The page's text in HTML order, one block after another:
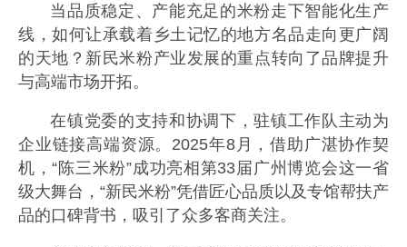
当品质稳定、产能充足的米粉走下智能化生产
线，如何让承载着乡土记忆的地方名品走向更广阔
的天地？新民米粉产业发展的重点转向了品牌提升
与高端市场开拓。
在镇党委的支持和协调下，驻镇工作队主动为
企业链接高端资源。2025年8月，借助广湛协作契
机，“陈三米粉”成功亮相第33届广州博览会这一省
级大舞台，“新民米粉”凭借匠心品质以及专馆帮扶产
品的口碑背书，吸引了众多客商关注。